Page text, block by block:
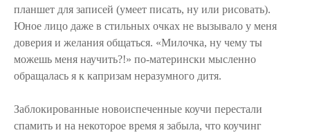
планшет для записей (умеет писать, ну или рисовать).
Юное лицо даже в стильных очках не вызывало у меня
доверия и желания общаться. «Милочка, ну чему ты
можешь меня научить?!» по-матерински мысленно
обращалась я к капризам неразумного дитя.
Заблокированные новоиспеченные коучи перестали
спамить и на некоторое время я забыла, что коучинг